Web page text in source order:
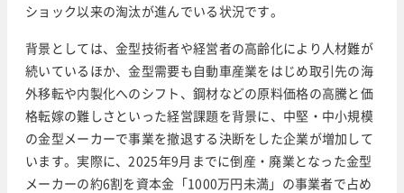
ショック以来の淘汰が進んでいる状況です。
背景としては、金型技術者や経営者の高齢化により人材難が
続いているほか、金型需要も自動車産業をはじめ取引先の海
外移転や内製化へのシフト、鋼材などの原料価格の高騰と価
格転嫁の難しさといった経営課題を背景に、中堅・中小規模
の金型メーカーで事業を撤退する決断をした企業が増加して
います。実際に、2025年9月までに倒産・廃業となった金型
メーカーの約6割を資本金「1000万円未満」の事業者で占め